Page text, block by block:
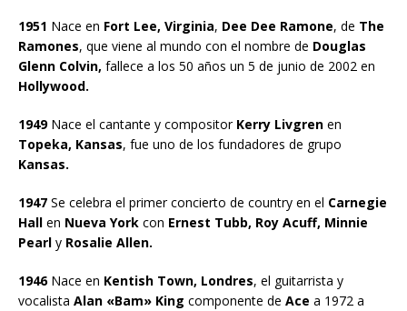
1951 Nace en Fort Lee, Virginia, Dee Dee Ramone, de The
Ramones, que viene al mundo con el nombre de Douglas
Glenn Colvin, fallece a los 50 años un 5 de junio de 2002 en
Hollywood.
1949Nace el cantante y compositorKerry Livgren en
Topeka, Kansas, fue uno de los fundadores de grupo
Kansas.
1947 Se celebra el primer concierto de country en el Carnegie
Hall en Nueva York con Ernest Tubb, Roy Acuff, Minnie
Pearl y Rosalie Allen.
1946Nace en Kentish Town, Londres, el guitarrista y
vocalista Alan «Bam» King componente de Ace a 1972 a